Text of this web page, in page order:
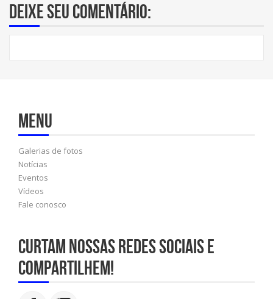
Deixe seu comentário:
Menu
Galerias de fotos
Notícias
Eventos
Vídeos
Fale conosco
Curtam nossas redes sociais e
compartilhem!